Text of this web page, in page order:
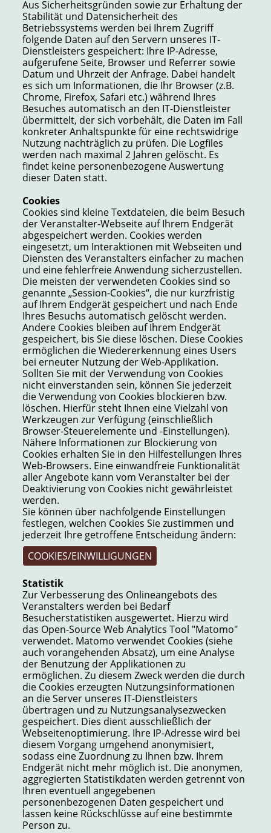
Aus Sicherheitsgründen sowie zur Erhaltung der
Stabilität und Datensicherheit des
Betriebssystems werden bei Ihrem Zugriff
folgende Daten auf den Servern unseres IT-
Dienstleisters gespeichert: Ihre IP-Adresse,
aufgerufene Seite, Browser und Referrer sowie
Datum und Uhrzeit der Anfrage. Dabei handelt
es sich um Informationen, die Ihr Browser (z.B.
Chrome, Firefox, Safari etc.) während Ihres
Besuches automatisch an den IT-Dienstleister
übermittelt, der sich vorbehält, die Daten im Fall
konkreter Anhaltspunkte für eine rechtswidrige
Nutzung nachträglich zu prüfen. Die Logfiles
werden nach maximal 2 Jahren gelöscht. Es
findet keine personenbezogene Auswertung
dieser Daten statt.
Cookies
Cookies sind kleine Textdateien, die beim Besuch
der Veranstalter-Webseite auf Ihrem Endgerät
abgespeichert werden. Cookies werden
eingesetzt, um Interaktionen mit Webseiten und
Diensten des Veranstalters einfacher zu machen
und eine fehlerfreie Anwendung sicherzustellen.
Die meisten der verwendeten Cookies sind so
genannte „Session-Cookies“, die nur kurzfristig
auf Ihrem Endgerät gespeichert und nach Ende
Ihres Besuchs automatisch gelöscht werden.
Andere Cookies bleiben auf Ihrem Endgerät
gespeichert, bis Sie diese löschen. Diese Cookies
ermöglichen die Wiedererkennung eines Users
bei erneuter Nutzung der Web-Applikation.
Sollten Sie mit der Verwendung von Cookies
nicht einverstanden sein, können Sie jederzeit
die Verwendung von Cookies blockieren bzw.
löschen. Hierfür steht Ihnen eine Vielzahl von
Werkzeugen zur Verfügung (einschließlich
Browser-Steuerelemente und -Einstellungen).
Nähere Informationen zur Blockierung von
Cookies erhalten Sie in den Hilfestellungen Ihres
Web-Browsers. Eine einwandfreie Funktionalität
aller Angebote kann vom Veranstalter bei der
Deaktivierung von Cookies nicht gewährleistet
werden.
Sie können über nachfolgende Einstellungen
festlegen, welchen Cookies Sie zustimmen und
jederzeit Ihre getroffene Entscheidung ändern:
COOKIES/EINWILLIGUNGEN
Statistik
Zur Verbesserung des Onlineangebots des
Veranstalters werden bei Bedarf
Besucherstatistiken ausgewertet. Hierzu wird
das Open-Source Web Analytics Tool "Matomo"
verwendet. Matomo verwendet Cookies (siehe
auch vorangehenden Absatz), um eine Analyse
der Benutzung der Applikationen zu
ermöglichen. Zu diesem Zweck werden die durch
die Cookies erzeugten Nutzungsinformationen
an die Server unseres IT-Dienstleisters
übertragen und zu Nutzungsanalysezwecken
gespeichert. Dies dient ausschließlich der
Webseitenoptimierung. Ihre IP-Adresse wird bei
diesem Vorgang umgehend anonymisiert,
sodass eine Zuordnung zu Ihnen bzw. Ihrem
Endgerät nicht mehr möglich ist. Die anonymen,
aggregierten Statistikdaten werden getrennt von
Ihren eventuell angegebenen
personenbezogenen Daten gespeichert und
lassen keine Rückschlüsse auf eine bestimmte
Person zu.